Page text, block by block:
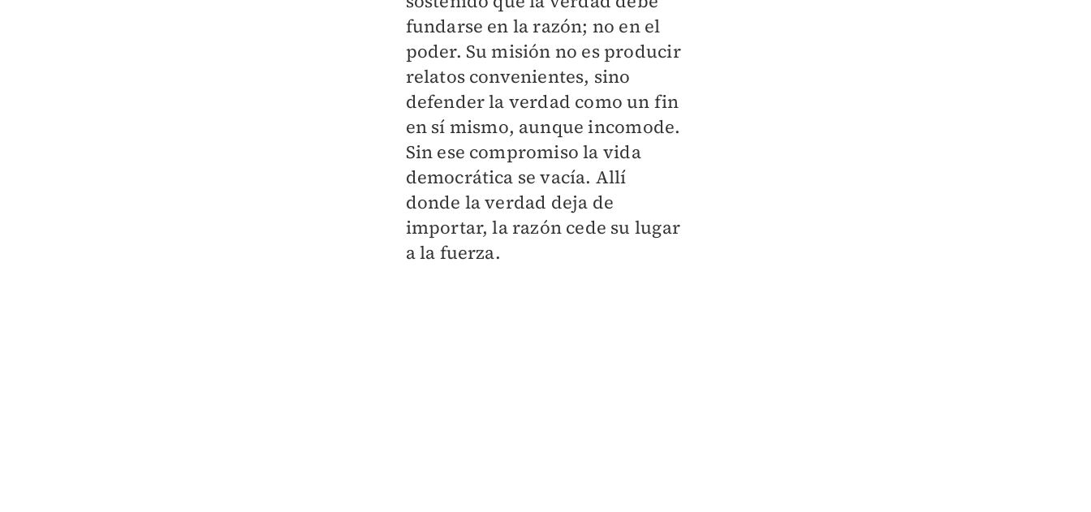
fundarse en la razón; no en el
poder. Su misión no es producir
relatos convenientes, sino
defender la verdad como un fin
en sí mismo, aunque incomode.
Sin ese compromiso la vida
democrática se vacía. Allí
donde la verdad deja de
importar, la razón cede su lugar
a la fuerza.